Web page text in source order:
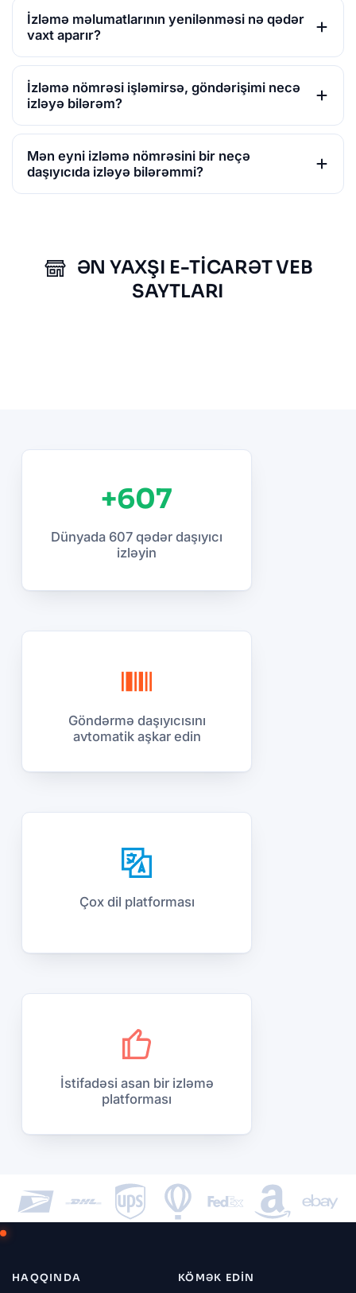
İzləmə məlumatlarının yenilənməsi nə qədər
vaxt aparır?
İzləmə nömrəsi işləmirsə, göndərişimi necə
izləyə bilərəm?
Mən eyni izləmə nömrəsini bir neçə
daşıyıcıda izləyə bilərəmmi?
ƏN YAXŞI E-TICARƏT VEB
SAYTLARI
+607
Dünyada 607 qədər daşıyıcı
izləyin
Göndərmə daşıyıcısını
avtomatik aşkar edin
Çox dil platforması
İstifadəsi asan bir izləmə
platforması
HAQQINDA KÖMƏK EDIN